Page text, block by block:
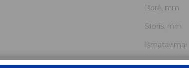
Išorė, mm
Storis, mm
Išmatavimai
Mato vnt.